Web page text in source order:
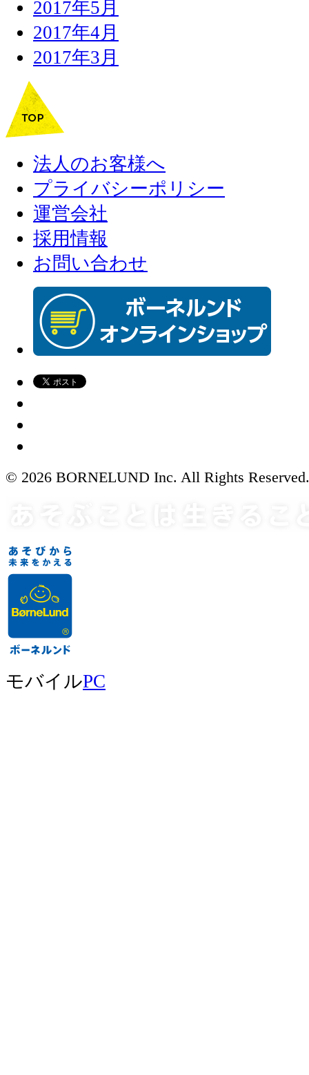
2017年5月
2017年4月
2017年3月
法人のお客様へ
プライバシーポリシー
運営会社
採用情報
お問い合わせ
© 2026 BORNELUND Inc. All Rights Reserved.
モバイルPC